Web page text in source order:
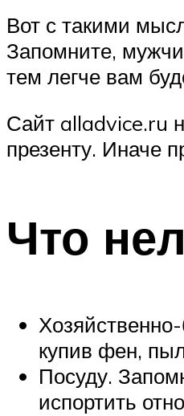
Вот с такими
Запомните,
тем легче вам
Сайт alladvice.ru
презенту. Иначе
Что
купив фен,
Посуду.
испортить